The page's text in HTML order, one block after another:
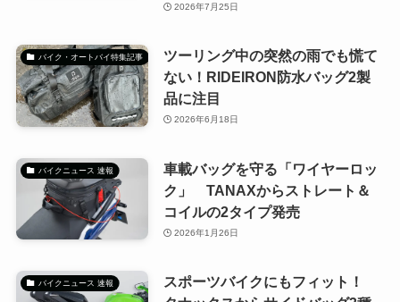
2026年7月25日
バイク・オートバイ特集記事
ツーリング中の突然の雨でも慌て
ない！RIDEIRON防水バッグ2製
品に注目
2026年6月18日
バイクニュース 速報
車載バッグを守る「ワイヤーロッ
ク」 TANAXからストレート＆
コイルの2タイプ発売
2026年1月26日
バイクニュース 速報
スポーツバイクにもフィット！